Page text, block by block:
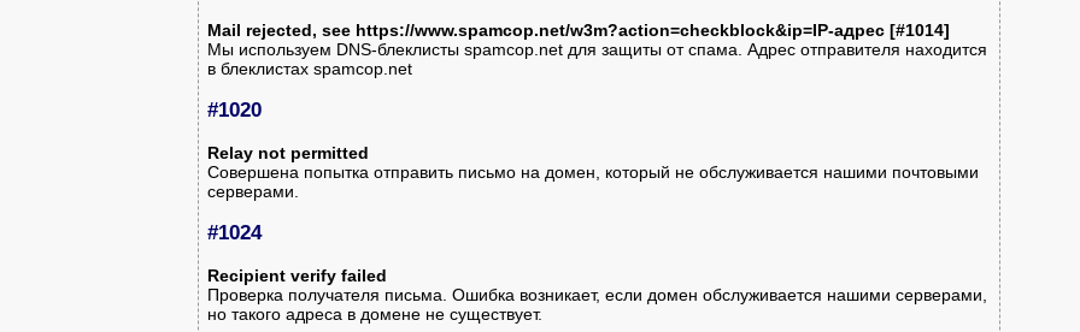
Mail rejected, see https://www.spamcop.net/w3m?action=checkblock&ip=IP-адрес [#1014]
Мы используем DNS-блеклисты spamcop.net для защиты от спама. Адрес отправителя находится
в блеклистах spamcop.net
#1020
Relay not permitted
Совершена попытка отправить письмо на домен, который не обслуживается нашими почтовыми
серверами.
#1024
Recipient verify failed
Проверка получателя письма. Ошибка возникает, если домен обслуживается нашими серверами,
но такого адреса в домене не существует.